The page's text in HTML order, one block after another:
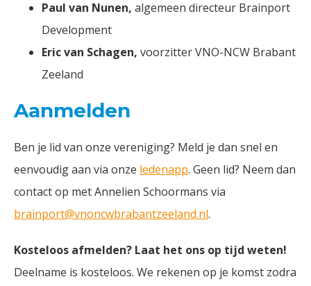
Paul van Nunen, algemeen directeur Brainport
Development
Eric van Schagen, voorzitter VNO-NCW Brabant
Zeeland
Aanmelden
Ben je lid van onze vereniging? Meld je dan snel en
eenvoudig aan via onze ledenapp. Geen lid? Neem dan
contact op met Annelien Schoormans via
brainport@vnoncwbrabantzeeland.nl.
Kosteloos afmelden? Laat het ons op tijd weten!
Deelname is kosteloos. We rekenen op je komst zodra